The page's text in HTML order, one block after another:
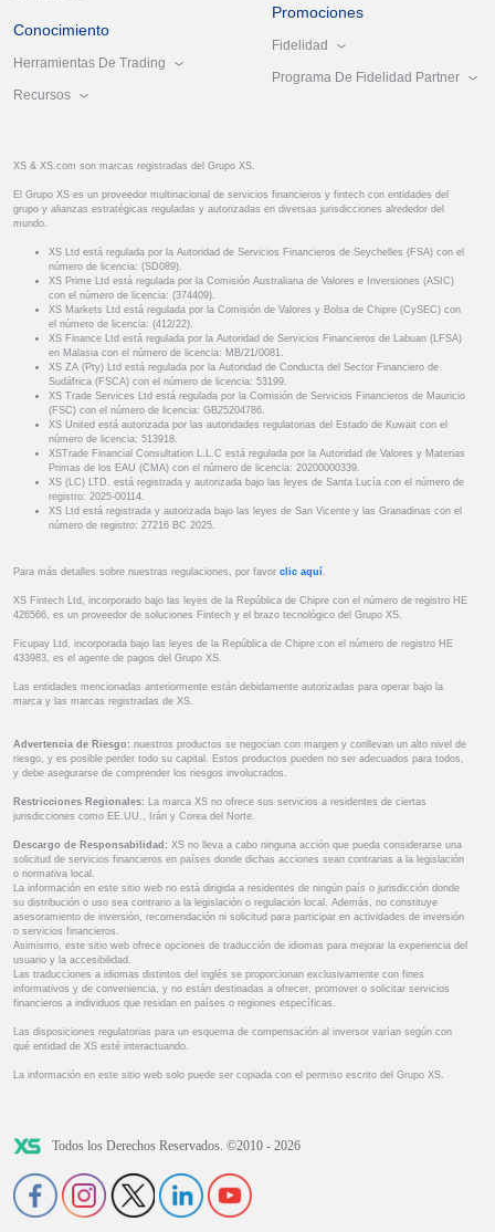
Conocimiento
Herramientas De Trading
Recursos
Promociones
Fidelidad
Programa De Fidelidad Partner
XS & XS.com son marcas registradas del Grupo XS.
El Grupo XS es un proveedor multinacional de servicios financieros y fintech con entidades del
grupo y alianzas estratégicas reguladas y autorizadas en diversas jurisdicciones alrededor del
mundo.
XS Ltd está regulada por la Autoridad de Servicios Financieros de Seychelles (FSA) con el
número de licencia: (SD089).
XS Prime Ltd está regulada por la Comisión Australiana de Valores e Inversiones (ASIC)
con el número de licencia: (374409).
XS Markets Ltd está regulada por la Comisión de Valores y Bolsa de Chipre (CySEC) con
el número de licencia: (412/22).
XS Finance Ltd está regulada por la Autoridad de Servicios Financieros de Labuan (LFSA)
en Malasia con el número de licencia: MB/21/0081.
XS ZA (Pty) Ltd está regulada por la Autoridad de Conducta del Sector Financiero de
Sudáfrica (FSCA) con el número de licencia: 53199.
XS Trade Services Ltd está regulada por la Comisión de Servicios Financieros de Mauricio
(FSC) con el número de licencia: GB25204786.
XS United está autorizada por las autoridades regulatorias del Estado de Kuwait con el
número de licencia: 513918.
XSTrade Financial Consultation L.L.C está regulada por la Autoridad de Valores y Materias
Primas de los EAU (CMA) con el número de licencia: 20200000339.
XS (LC) LTD. está registrada y autorizada bajo las leyes de Santa Lucía con el número de
registro: 2025-00114.
XS Ltd está registrada y autorizada bajo las leyes de San Vicente y las Granadinas con el
número de registro: 27216 BC 2025.
Para más detalles sobre nuestras regulaciones, por favor clic aquí .
XS Fintech Ltd, incorporado bajo las leyes de la República de Chipre con el número de registro HE
426566, es un proveedor de soluciones Fintech y el brazo tecnológico del Grupo XS.
Ficupay Ltd, incorporada bajo las leyes de la República de Chipre con el número de registro HE
433983, es el agente de pagos del Grupo XS.
Las entidades mencionadas anteriormente están debidamente autorizadas para operar bajo la
marca y las marcas registradas de XS.
Advertencia de Riesgo: nuestros productos se negocian con margen y conllevan un alto nivel de
riesgo, y es posible perder todo su capital. Estos productos pueden no ser adecuados para todos,
y debe asegurarse de comprender los riesgos involucrados.
Restricciones Regionales: La marca XS no ofrece sus servicios a residentes de ciertas
jurisdicciones como EE.UU., Irán y Corea del Norte.
Descargo de Responsabilidad: XS no lleva a cabo ninguna acción que pueda considerarse una
solicitud de servicios financieros en países donde dichas acciones sean contrarias a la legislación
o normativa local.
La información en este sitio web no está dirigida a residentes de ningún país o jurisdicción donde
su distribución o uso sea contrario a la legislación o regulación local. Además, no constituye
asesoramiento de inversión, recomendación ni solicitud para participar en actividades de inversión
o servicios financieros.
Asimismo, este sitio web ofrece opciones de traducción de idiomas para mejorar la experiencia del
usuario y la accesibilidad.
Las traducciones a idiomas distintos del inglés se proporcionan exclusivamente con fines
informativos y de conveniencia, y no están destinadas a ofrecer, promover o solicitar servicios
financieros a individuos que residan en países o regiones específicas.
Las disposiciones regulatorias para un esquema de compensación al inversor varían según con
qué entidad de XS esté interactuando.
La información en este sitio web solo puede ser copiada con el permiso escrito del Grupo XS.
Todos los Derechos Reservados. ©2010 - 2026